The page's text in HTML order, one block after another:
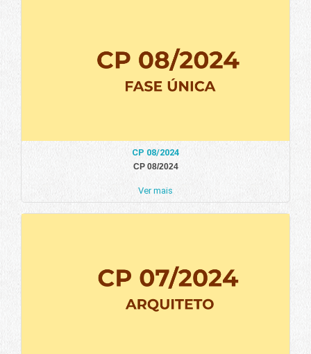
CP 08/2024
CP 08/2024
Ver mais